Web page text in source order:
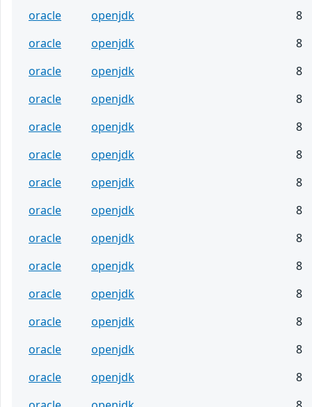
oracle
openjdk
8
oracle
openjdk
8
oracle
openjdk
8
oracle
openjdk
8
oracle
openjdk
8
oracle
openjdk
8
oracle
openjdk
8
oracle
openjdk
8
oracle
openjdk
8
oracle
openjdk
8
oracle
openjdk
8
oracle
openjdk
8
oracle
openjdk
8
oracle
openjdk
8